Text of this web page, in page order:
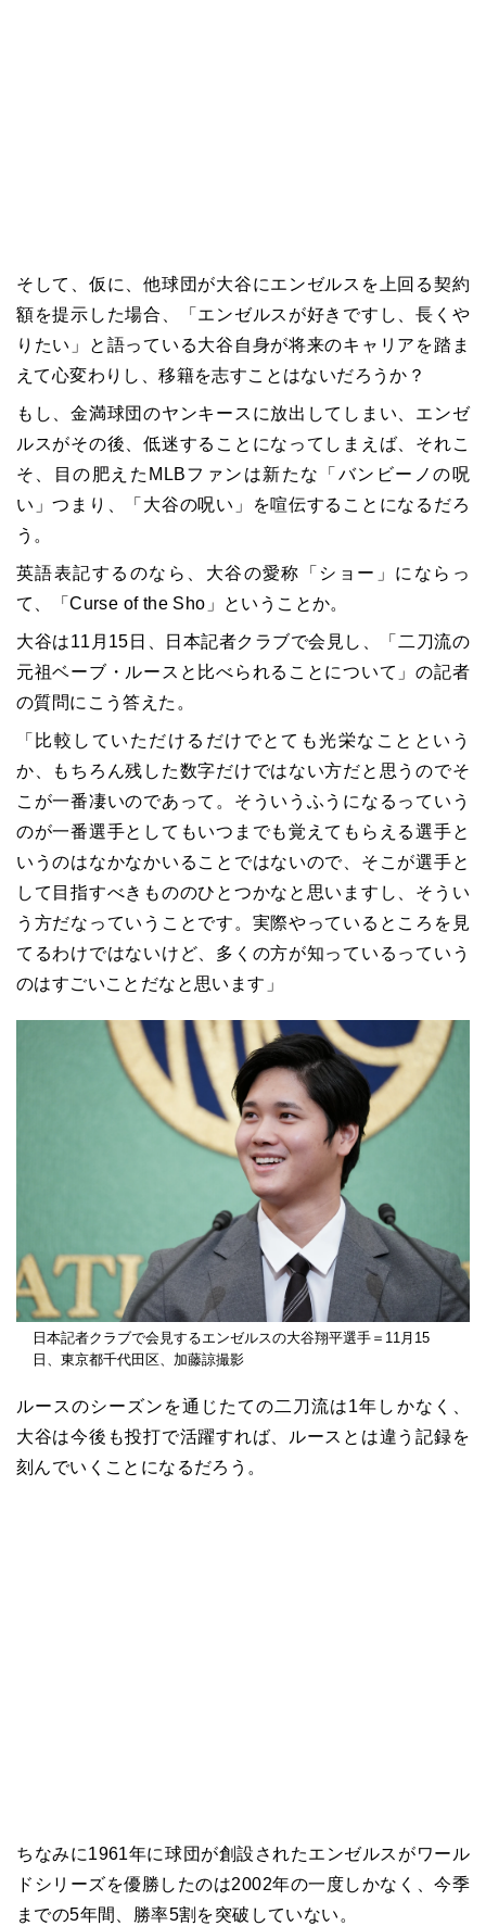
そして、仮に、他球団が大谷にエンゼルスを上回る契約
額を提示した場合、「エンゼルスが好きですし、長くや
りたい」と語っている大谷自身が将来のキャリアを踏ま
えて心変わりし、移籍を志すことはないだろうか？
もし、金満球団のヤンキースに放出してしまい、エンゼ
ルスがその後、低迷することになってしまえば、それこ
そ、目の肥えたMLBファンは新たな「バンビーノの呪
い」つまり、「大谷の呪い」を喧伝することになるだろ
う。
英語表記するのなら、大谷の愛称「ショー」にならっ
て、「Curse of the Sho」ということか。
大谷は11月15日、日本記者クラブで会見し、「二刀流の
元祖ベーブ・ルースと比べられることについて」の記者
の質問にこう答えた。
「比較していただけるだけでとても光栄なことという
か、もちろん残した数字だけではない方だと思うのでそ
こが一番凄いのであって。そういうふうになるっていう
のが一番選手としてもいつまでも覚えてもらえる選手と
いうのはなかなかいることではないので、そこが選手と
して目指すべきもののひとつかなと思いますし、そうい
う方だなっていうことです。実際やっているところを見
てるわけではないけど、多くの方が知っているっていう
のはすごいことだなと思います」
日本記者クラブで会見するエンゼルスの大谷翔平選手＝11月15
日、東京都千代田区、加藤諒撮影
ルースのシーズンを通じたての二刀流は1年しかなく、
大谷は今後も投打で活躍すれば、ルースとは違う記録を
刻んでいくことになるだろう。
ちなみに1961年に球団が創設されたエンゼルスがワール
ドシリーズを優勝したのは2002年の一度しかなく、今季
までの5年間、勝率5割を突破していない。